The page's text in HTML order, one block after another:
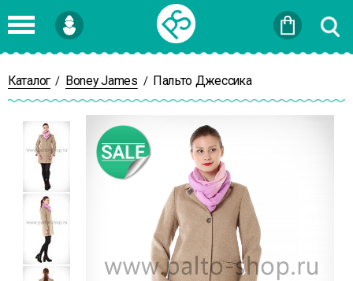
Войти
Каталог / Boney James / Пальто Джессика